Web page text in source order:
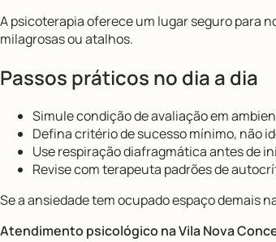
A psicoterapia oferece um lugar seguro para
milagrosas ou atalhos.
Passos práticos no dia a dia
Simule condição de avaliação em
Defina critério de sucesso mínimo, não
Use respiração diafragmática antes de
Revise com terapeuta padrões de
Se a ansiedade tem ocupado espaço demais
Atendimento psicológico na Vila Nova